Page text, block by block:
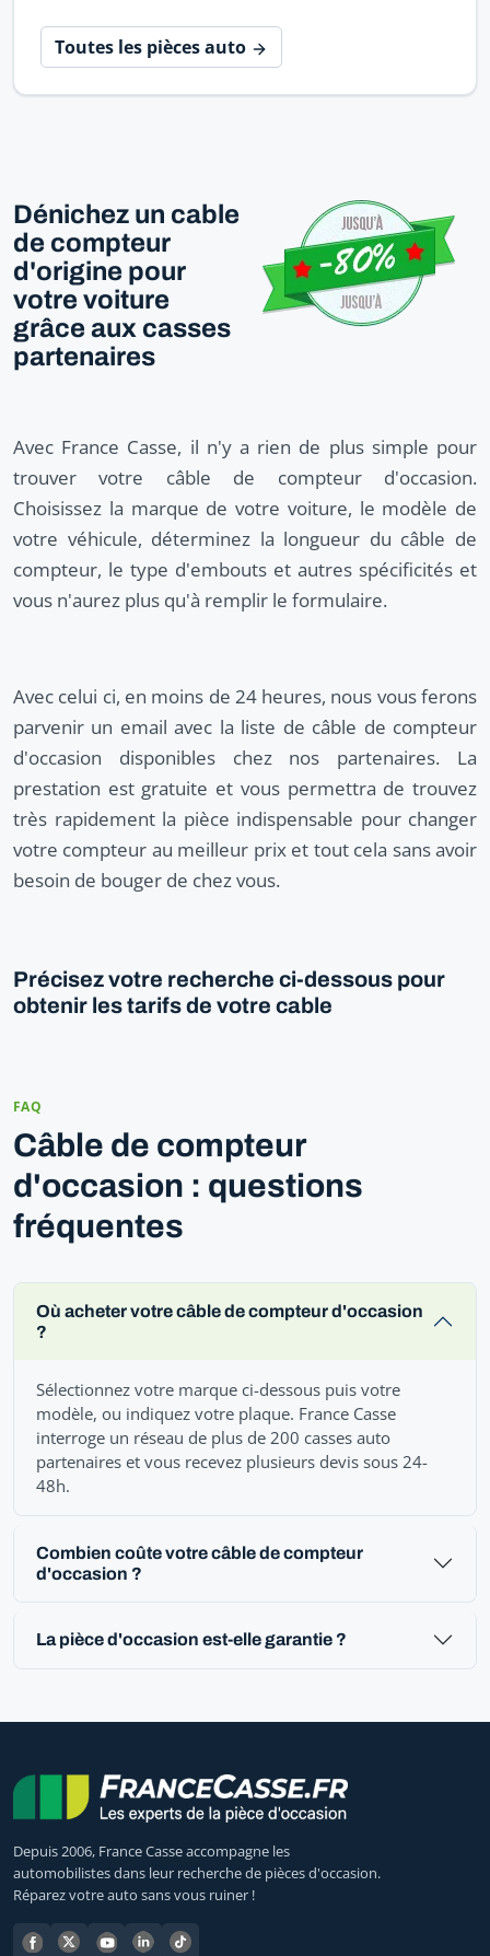
Toutes les pièces auto
Dénichez un cable
de compteur
d'origine pour
votre voiture
grâce aux casses
partenaires
Avec France Casse, il n'y a rien de plus simple pour
trouver votre câble de compteur d'occasion.
Choisissez la marque de votre voiture, le modèle de
votre véhicule, déterminez la longueur du câble de
compteur, le type d'embouts et autres spécificités et
vous n'aurez plus qu'à remplir le formulaire.
Avec celui ci, en moins de 24 heures, nous vous ferons
parvenir un email avec la liste de câble de compteur
d'occasion disponibles chez nos partenaires. La
prestation est gratuite et vous permettra de trouvez
très rapidement la pièce indispensable pour changer
votre compteur au meilleur prix et tout cela sans avoir
besoin de bouger de chez vous.
Précisez votre recherche ci-dessous pour
obtenir les tarifs de votre cable
FAQ
Câble de compteur
d'occasion : questions
fréquentes
Où acheter votre câble de compteur d'occasion
?
Sélectionnez votre marque ci-dessous puis votre
modèle, ou indiquez votre plaque. France Casse
interroge un réseau de plus de 200 casses auto
partenaires et vous recevez plusieurs devis sous 24-
48h.
Combien coûte votre câble de compteur
d'occasion ?
La pièce d'occasion est-elle garantie ?
Depuis 2006, France Casse accompagne les
automobilistes dans leur recherche de pièces d'occasion.
Réparez votre auto sans vous ruiner !